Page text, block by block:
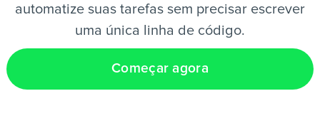
automatize suas tarefas sem precisar escrever
uma única linha de código.
Começar agora